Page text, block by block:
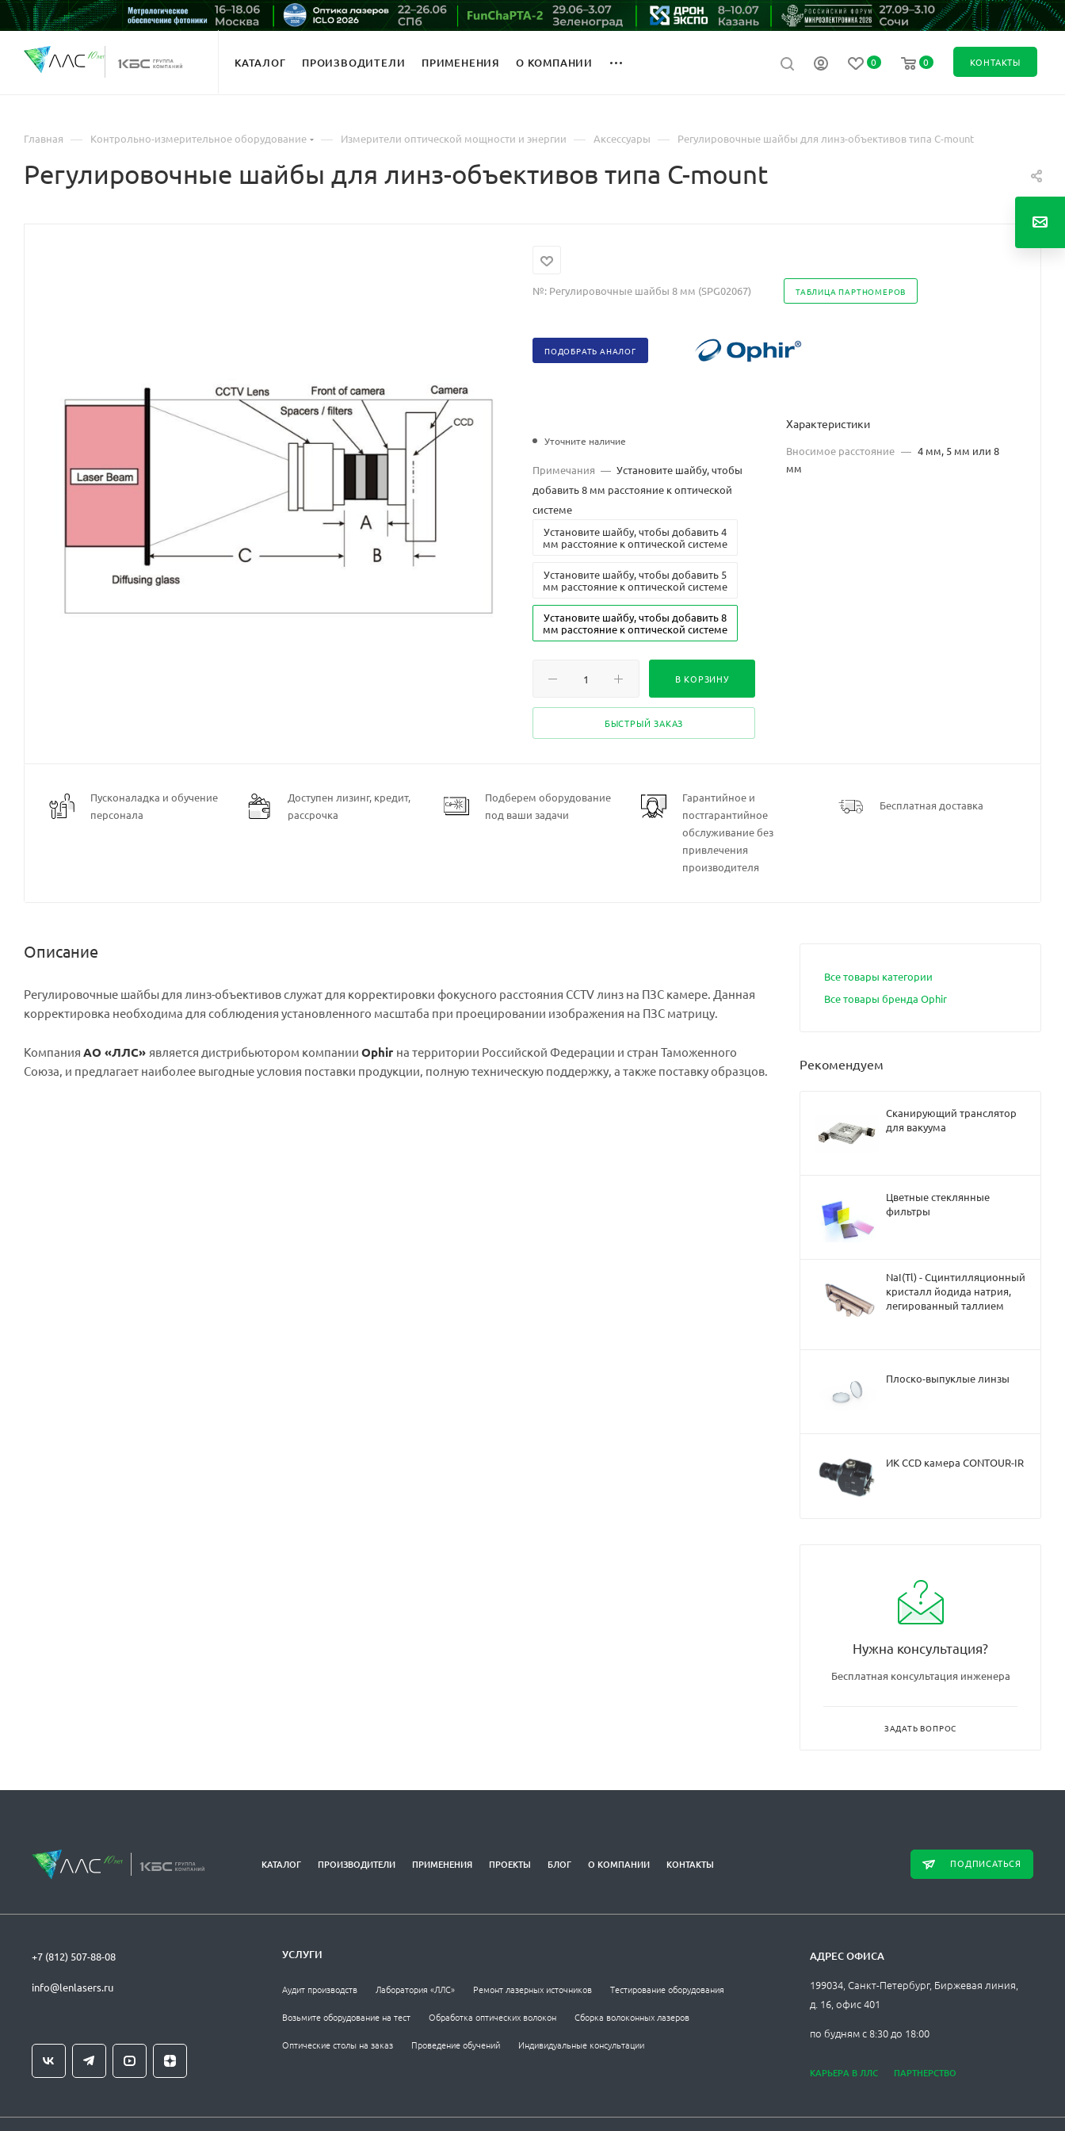
КАТАЛОГ ПРОИЗВОДИТЕЛИ ПРИМЕНЕНИЯ О КОМПАНИИ 0 0 КОНТАКТЫ
Главная — Контрольно-измерительное оборудование — Измерители оптической мощности и энергии — Аксессуары — Регулировочные шайбы для линз-объективов типа С-mount
Регулировочные шайбы для линз-объективов типа С-mount
№: Регулировочные шайбы 8 мм (SPG02067) ТАБЛИЦА ПАРТНОМЕРОВ
ПОДОБРАТЬ АНАЛОГ
Уточните наличие
Примечания — Установите шайбу, чтобы
добавить 8 мм расстояние к оптической
системе
Установите шайбу, чтобы добавить 4
мм расстояние к оптической системе
Установите шайбу, чтобы добавить 5
мм расстояние к оптической системе
Установите шайбу, чтобы добавить 8
мм расстояние к оптической системе
В КОРЗИНУ
БЫСТРЫЙ ЗАКАЗ
Характеристики
Вносимое расстояние — 4 мм, 5 мм или 8
мм
Пусконаладка и обучение
персонала
Доступен лизинг, кредит,
рассрочка
Подберем оборудование
под ваши задачи
Гарантийное и
постгарантийное
обслуживание без
привлечения
производителя
Бесплатная доставка
Описание
Регулировочные шайбы для линз-объективов служат для корректировки фокусного расстояния CCTV линз на ПЗС камере. Данная
корректировка необходима для соблюдения установленного масштаба при проецировании изображения на ПЗС матрицу.
Компания АО «ЛЛС» является дистрибьютором компании Ophir на территории Российской Федерации и стран Таможенного
Союза, и предлагает наиболее выгодные условия поставки продукции, полную техническую поддержку, а также поставку образцов.
Все товары категории
Все товары бренда Ophir
Рекомендуем
Сканирующий транслятор
для вакуума
Цветные стеклянные
фильтры
NaI(Tl) - Сцинтилляционный
кристалл йодида натрия,
легированный таллием
Плоско-выпуклые линзы
ИК CCD камера CONTOUR-IR
Нужна консультация?
Бесплатная консультация инженера
ЗАДАТЬ ВОПРОС
КАТАЛОГ ПРОИЗВОДИТЕЛИ ПРИМЕНЕНИЯ ПРОЕКТЫ БЛОГ О КОМПАНИИ КОНТАКТЫ ПОДПИСАТЬСЯ
+7 (812) 507-88-08
info@lenlasers.ru
УСЛУГИ
Аудит производств Лаборатория «ЛЛС» Ремонт лазерных источников Тестирование оборудования
Возьмите оборудование на тест Обработка оптических волокон Сборка волоконных лазеров
Оптические столы на заказ Проведение обучений Индивидуальные консультации
АДРЕС ОФИСА
199034, Санкт-Петербург, Биржевая линия,
д. 16, офис 401
по будням с 8:30 до 18:00
КАРЬЕРА В ЛЛС ПАРТНЕРСТВО